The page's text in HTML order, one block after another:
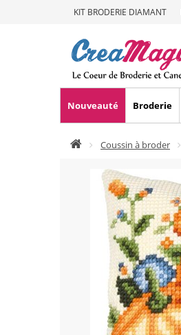
KIT BRODERIE DIAMANT
Nouveauté Broderie
Coussin à broder